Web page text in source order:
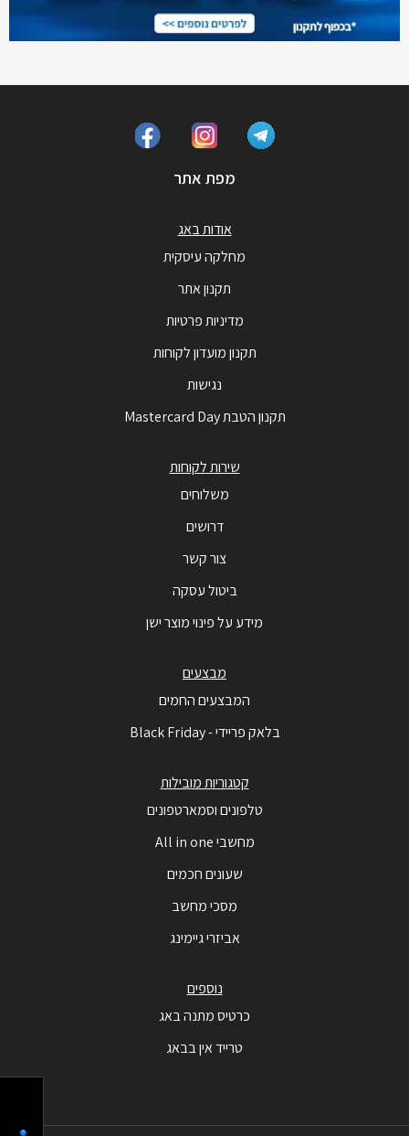
מפת אתר
אודות באג
מחלקה עיסקית
תקנון אתר
מדיניות פרטיות
תקנון מועדון לקוחות
נגישות
תקנון הטבת Mastercard Day
שירות לקוחות
משלוחים
דרושים
צור קשר
ביטול עסקה
מידע על פינוי מוצר ישן
מבצעים
המבצעים החמים
בלאק פריידי - Black Friday
קטגוריות מובילות
טלפונים וסמארטפונים
מחשבי All in one
שעונים חכמים
מסכי מחשב
אביזרי גיימינג
נוספים
כרטיס מתנה באג
טרייד אין בבאג